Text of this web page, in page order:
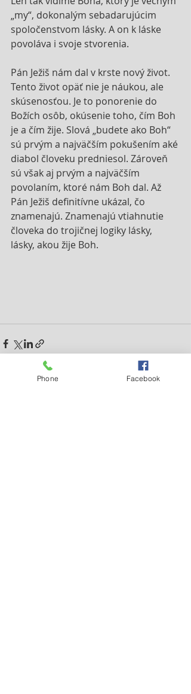
„my“, dokonalým sebadarujúcim
spoločenstvom lásky. A on k láske
povoláva i svoje stvorenia.
Pán Ježiš nám dal v krste nový život.
Tento život opäť nie je náukou, ale
skúsenosťou. Je to ponorenie do
Božích osôb, okúsenie toho, čím Boh
je a čím žije. Slová „budete ako Boh“
sú prvým a najväčším pokušením aké
diabol človeku predniesol. Zároveň
sú však aj prvým a najväčším
povolaním, ktoré nám Boh dal. Až
Pán Ježiš definitívne ukázal, čo
znamenajú. Znamenajú vtiahnutie
človeka do trojičnej logiky lásky,
lásky, akou žije Boh.
Phone Facebook